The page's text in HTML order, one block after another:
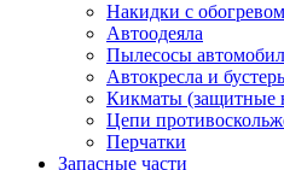
Накидки с обогревом
Автоодеяла
Пылесосы
Автокресла и
Кикматы (защитные
Цепи
Перчатки
Запасные части